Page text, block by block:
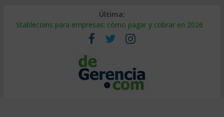
Última:
Stablecoins para empresas: cómo pagar y cobrar en 2026
Despido silencioso: qué es y por qué sale tan caro
IA en selección de personal: cómo auditarla a tiempo
Trabajo forzoso en la cadena de suministro: qué hacer
Mercado hispano de EE. UU.: cómo segmentarlo y venderle